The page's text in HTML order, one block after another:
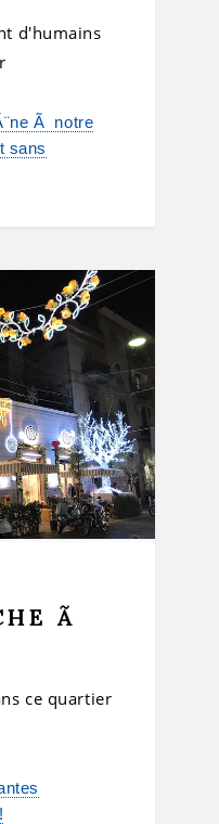
d'humains
Ã notre
sans
Ã
ce quartier